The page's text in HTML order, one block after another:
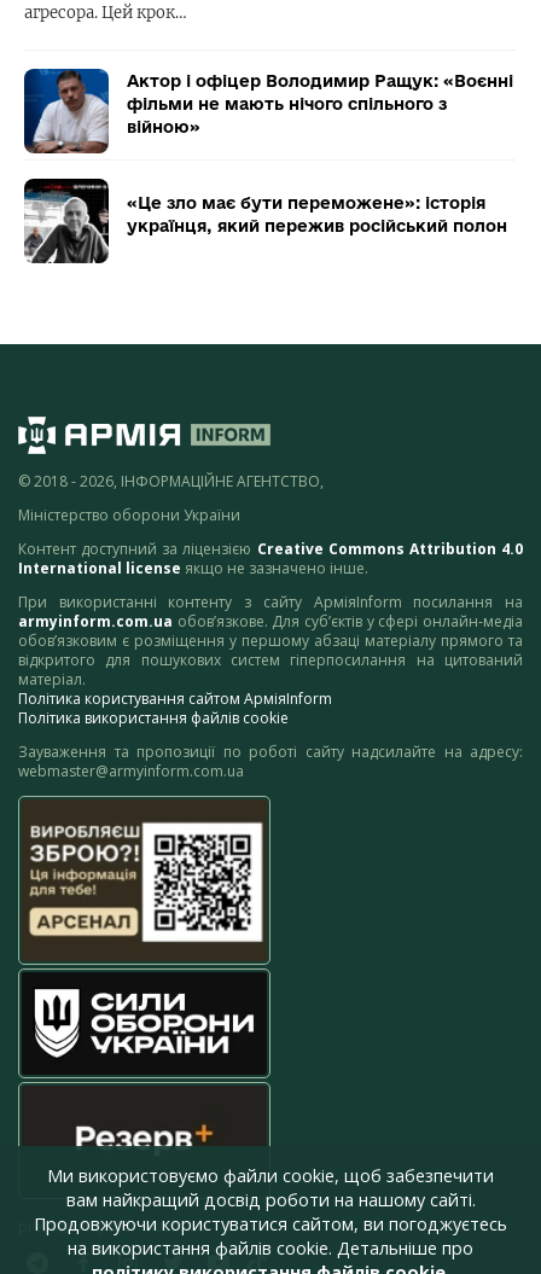
агресора. Цей крок…
Актор і офіцер Володимир Ращук: «Воєнні
фільми не мають нічого спільного з
війною»
«Це зло має бути переможене»: історія
українця, який пережив російський полон
© 2018 - 2026, ІНФОРМАЦІЙНЕ АГЕНТСТВО,
Міністерство оборони України
Контент доступний за ліцензією Creative Commons Attribution 4.0
International license якщо не зазначено інше.
При використанні контенту з сайту АрміяInform посилання на
armyinform.com.ua обов’язкове. Для суб’єктів у сфері онлайн-медіа
обов’язковим є розміщення у першому абзаці матеріалу прямого та
відкритого для пошукових систем гіперпосилання на цитований
матеріал.
Політика користування сайтом АрміяInform
Політика використання файлів cookie
Зауваження та пропозиції по роботі сайту надсилайте на адресу:
webmaster@armyinform.com.ua
press@armyinform.com.ua
Ми використовуємо файли cookie, щоб забезпечити
вам найкращий досвід роботи на нашому сайті.
Продовжуючи користуватися сайтом, ви погоджуєтесь
на використання файлів cookie. Детальніше про